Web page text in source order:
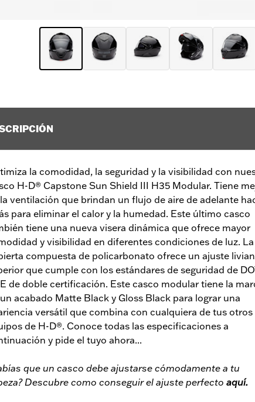
la comodidad, la seguridad y la visibilidad con
H-D® Capstone Sun Shield III H35 Modular. Tiene
ventilación que brindan un flujo de aire de adelante
para eliminar el calor y la humedad. Este último casco
tiene una nueva visera dinámica que ofrece mayor
y visibilidad en diferentes condiciones de luz. La
compuesta de policarbonato ofrece un ajuste
que cumple con los estándares de seguridad de
de doble certificación. Este casco modular tiene la
acabado Matte Black y Gloss Black para lograr una
versátil que combina con cualquiera de tus otros
de H-D®. Conoce todas las especificaciones a
y pide el tuyo ahora...
que un casco debe ajustarse cómodamente a tu
Descubre como conseguir el ajuste perfecto aquí.